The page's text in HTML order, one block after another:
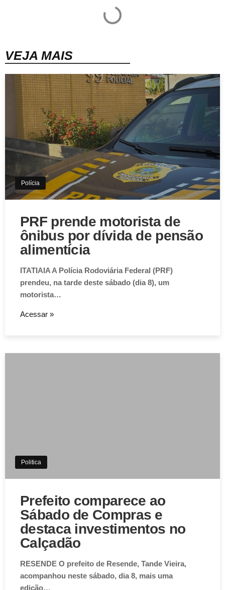
VEJA MAIS
Polícia
PRF prende motorista de
ônibus por dívida de pensão
alimentícia
ITATIAIA A Polícia Rodoviária Federal (PRF)
prendeu, na tarde deste sábado (dia 8), um
motorista…
Acessar »
Politica
Prefeito comparece ao
Sábado de Compras e
destaca investimentos no
Calçadão
RESENDE O prefeito de Resende, Tande Vieira,
acompanhou neste sábado, dia 8, mais uma
edição…